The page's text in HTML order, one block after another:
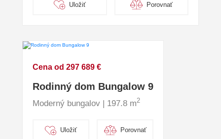
Uložiť Porovnať
Cena od 297 689 €
Rodinný dom Bungalow 9
Moderný bungalov | 197.8 m2
Uložiť Porovnať